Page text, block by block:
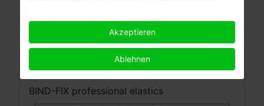
BIND-FIX professional elastics
Akzeptieren
Ablehnen